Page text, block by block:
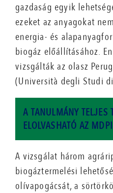
gazdaság egyik
ezeket az anyagokat
energia- és
biogáz előállításához.
vizsgálták az olasz
(Università degli Studi
A TANULMÁNY TELJES
ELOLVASHATÓ AZ
A vizsgálat három
biogáztermelési
olívapogácsát, a